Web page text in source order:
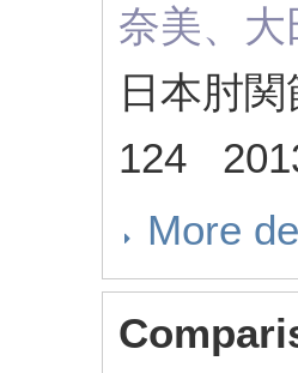
奈美、
日本肘
124
More